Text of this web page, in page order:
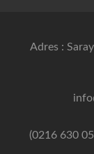
Adres :
(0216 630